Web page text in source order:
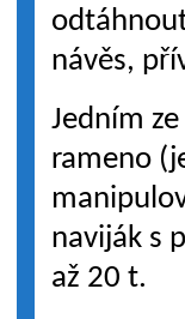
návěs,
Jedním
rameno
naviják s
až 20 t.